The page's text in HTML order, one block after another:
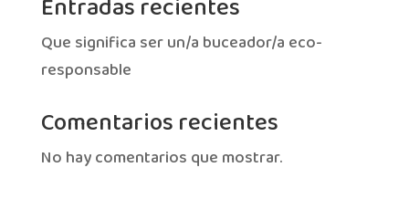
Entradas recientes
Que significa ser un/a buceador/a eco-
responsable
Comentarios recientes
No hay comentarios que mostrar.